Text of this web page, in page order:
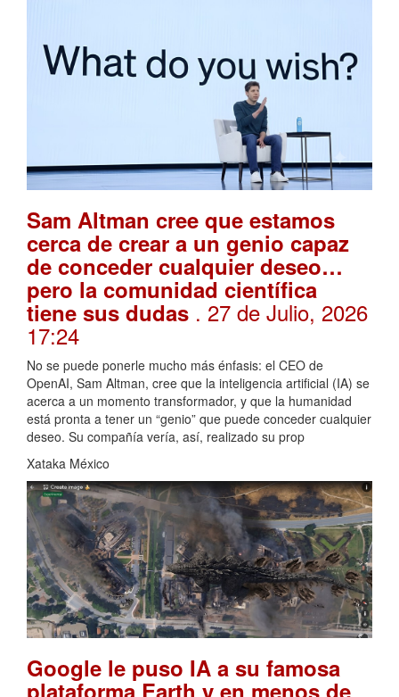
Sam Altman cree que estamos
cerca de crear a un genio capaz
de conceder cualquier deseo…
pero la comunidad científica
tiene sus dudas . 27 de Julio, 2026
17:24
No se puede ponerle mucho más énfasis: el CEO de
OpenAI, Sam Altman, cree que la inteligencia artificial (IA) se
acerca a un momento transformador, y que la humanidad
está pronta a tener un “genio” que puede conceder cualquier
deseo. Su compañía vería, así, realizado su prop
Xataka México
Google le puso IA a su famosa